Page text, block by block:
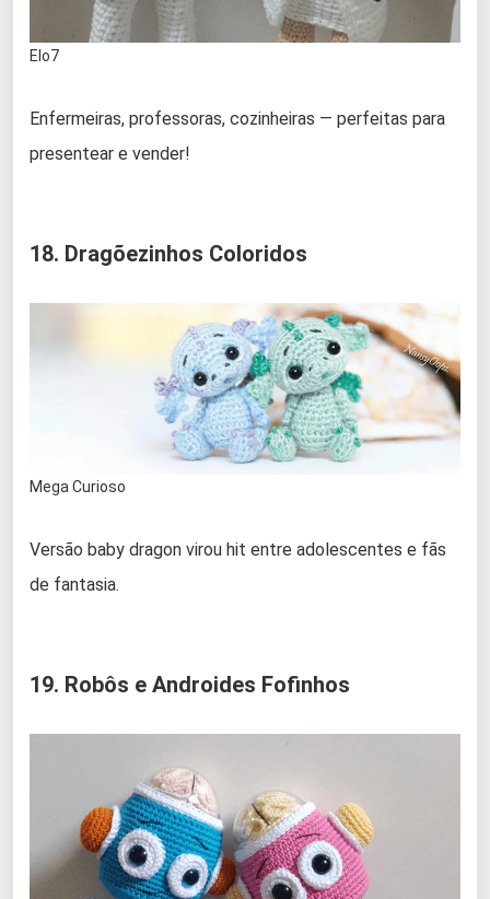
Elo7
Enfermeiras, professoras, cozinheiras — perfeitas para
presentear e vender!
18. Dragõezinhos Coloridos
Mega Curioso
Versão baby dragon virou hit entre adolescentes e fãs
de fantasia.
19. Robôs e Androides Fofinhos